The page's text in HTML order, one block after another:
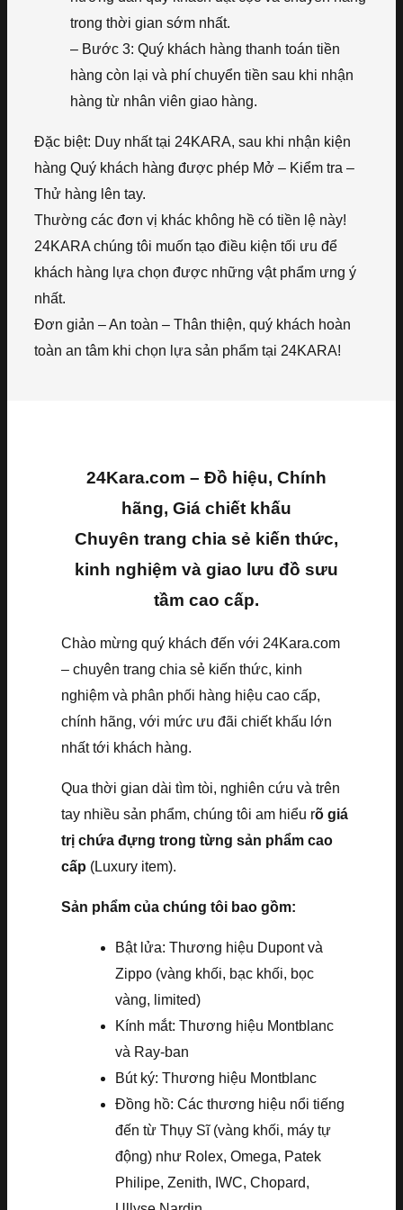
trong thời gian sớm nhất.
– Bước 3: Quý khách hàng thanh toán tiền
hàng còn lại và phí chuyển tiền sau khi nhận
hàng từ nhân viên giao hàng.
Đặc biệt: Duy nhất tại 24KARA, sau khi nhận kiện
hàng Quý khách hàng được phép Mở – Kiểm tra –
Thử hàng lên tay.
Thường các đơn vị khác không hề có tiền lệ này!
24KARA chúng tôi muốn tạo điều kiện tối ưu để
khách hàng lựa chọn được những vật phẩm ưng ý
nhất.
Đơn giản – An toàn – Thân thiện, quý khách hoàn
toàn an tâm khi chọn lựa sản phẩm tại 24KARA!
24Kara.com – Đồ hiệu, Chính
hãng, Giá chiết khấu
Chuyên trang chia sẻ kiến thức,
kinh nghiệm và giao lưu đồ sưu
tầm cao cấp.
Chào mừng quý khách đến với 24Kara.com
– chuyên trang chia sẻ kiến thức, kinh
nghiệm và phân phối hàng hiệu cao cấp,
chính hãng, với mức ưu đãi chiết khấu lớn
nhất tới khách hàng.
Qua thời gian dài tìm tòi, nghiên cứu và trên
tay nhiều sản phẩm, chúng tôi am hiểu rõ giá
trị chứa đựng trong từng sản phẩm cao
cấp (Luxury item).
Sản phẩm của chúng tôi bao gồm:
Bật lửa: Thương hiệu Dupont và
Zippo (vàng khối, bạc khối, bọc
vàng, limited)
Kính mắt: Thương hiệu Montblanc
và Ray-ban
Bút ký: Thương hiệu Montblanc
Đồng hồ: Các thương hiệu nổi tiếng
đến từ Thụy Sĩ (vàng khối, máy tự
động) như Rolex, Omega, Patek
Philipe, Zenith, IWC, Chopard,